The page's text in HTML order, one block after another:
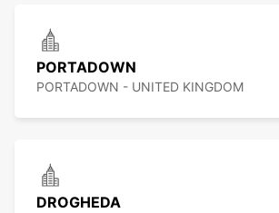
PORTADOWN
PORTADOWN - UNITED KINGDOM
DROGHEDA